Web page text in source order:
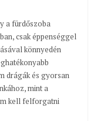
a fürdőszoba
csak éppenséggel
könnyedén
drágák és gyorsan
mint a
kell felforgatni